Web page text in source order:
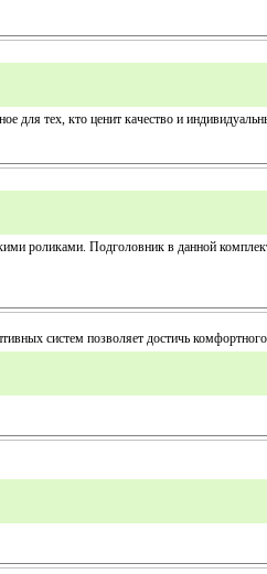
для тех, кто ценит качество и
роликами. Подголовник в данной
систем позволяет достичь